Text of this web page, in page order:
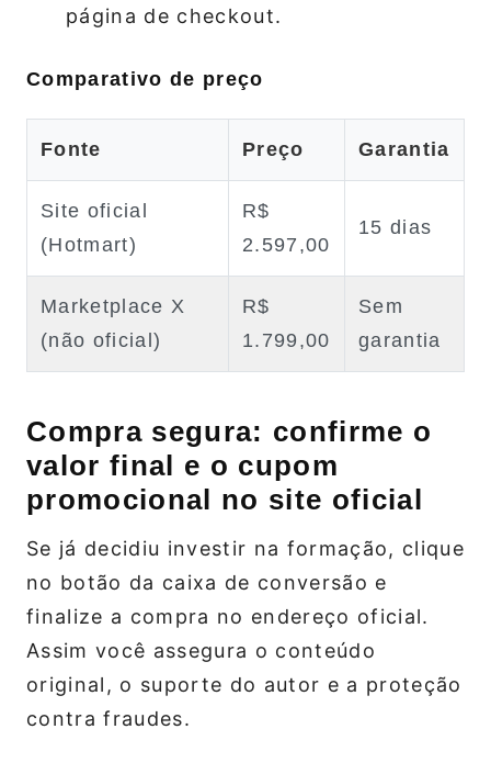
página de checkout.
Comparativo de preço
Fonte Preço Garantia
Site oficial
(Hotmart)
R$
2.597,00
15 dias
Marketplace X
(não oficial)
R$
1.799,00
Sem
garantia
Compra segura: confirme o
valor final e o cupom
promocional no site oficial
Se já decidiu investir na formação, clique
no botão da caixa de conversão e
finalize a compra no endereço oficial.
Assim você assegura o conteúdo
original, o suporte do autor e a proteção
contra fraudes.